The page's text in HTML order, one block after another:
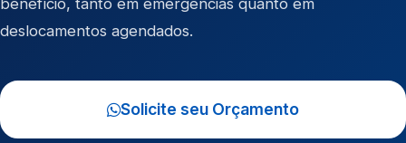
benefício, tanto em emergências quanto em
deslocamentos agendados.
Solicite seu Orçamento